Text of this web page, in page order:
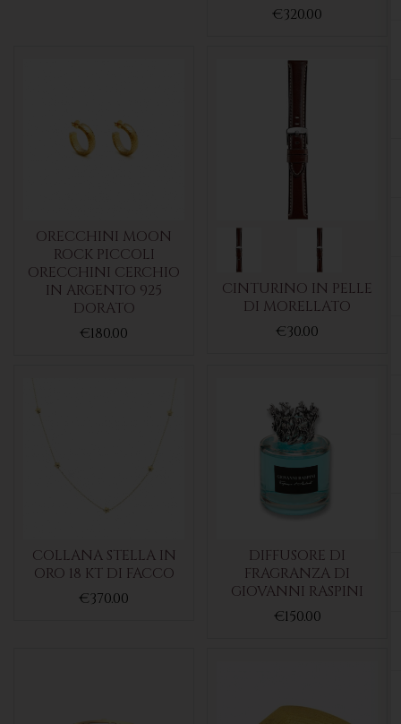
€320.00
ORECCHINI MOON
ROCK PICCOLI
ORECCHINI CERCHIO
IN ARGENTO 925
DORATO
€180.00
CINTURINO IN PELLE
DI MORELLATO
€30.00
COLLANA STELLA IN
ORO 18 KT DI FACCO
€370.00
DIFFUSORE DI
FRAGRANZA DI
GIOVANNI RASPINI
€150.00